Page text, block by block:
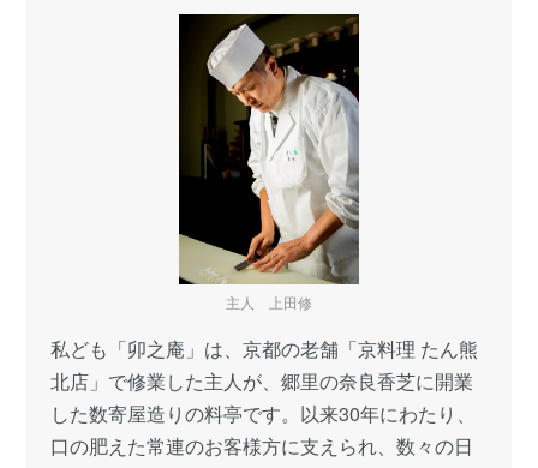
主人 上田修
私ども「卯之庵」は、京都の老舗「京料理 たん熊
北店」で修業した主人が、郷里の奈良香芝に開業
した数寄屋造りの料亭です。以来30年にわたり、
口の肥えた常連のお客様方に支えられ、数々の日